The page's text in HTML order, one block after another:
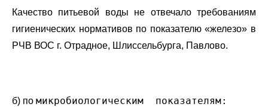
Качество питьевой воды не отвечало требованиям
гигиенических нормативов по показателю «железо» в
РЧВ ВОС г. Отрадное, Шлиссельбурга, Павлово.
б) по микробиологическим показателям: